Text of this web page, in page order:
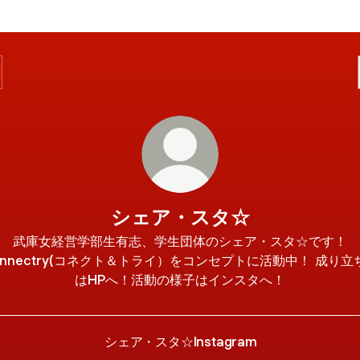
シェア・スタ☆
武庫女経営学部生有志、学生団体のシェア・スタ☆です！
コネクト＆トライ）をコンセプトに活動中！ 成り立
はHPへ！活動の様子はインスタへ！
シェア・スタ☆Instagram